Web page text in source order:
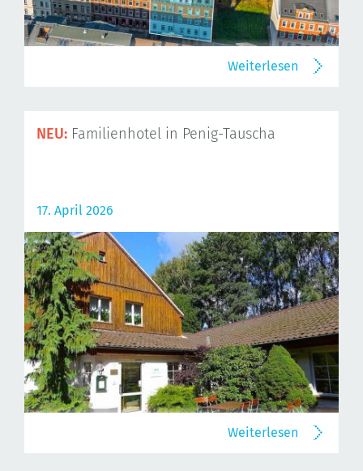
Weiterlesen
NEU: Familienhotel in Penig-Tauscha
17. April 2026
Weiterlesen